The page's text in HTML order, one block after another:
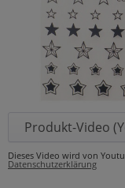
Produkt-Video
Dieses Video wird von
Datenschutzerklärung